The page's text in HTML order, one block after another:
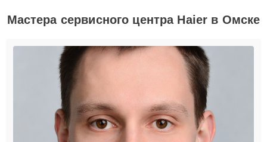
Мастера сервисного центра Haier в Омске